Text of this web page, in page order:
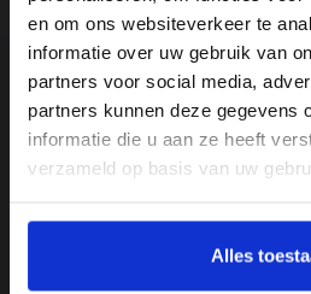
en om ons websiteverkeer te
informatie over uw gebruik van
partners voor social media,
partners kunnen deze gegevens
informatie die u aan ze heeft
verzameld op basis van uw
Alles
x
200
cm
aantalWaaromkiezen
met 7 zones